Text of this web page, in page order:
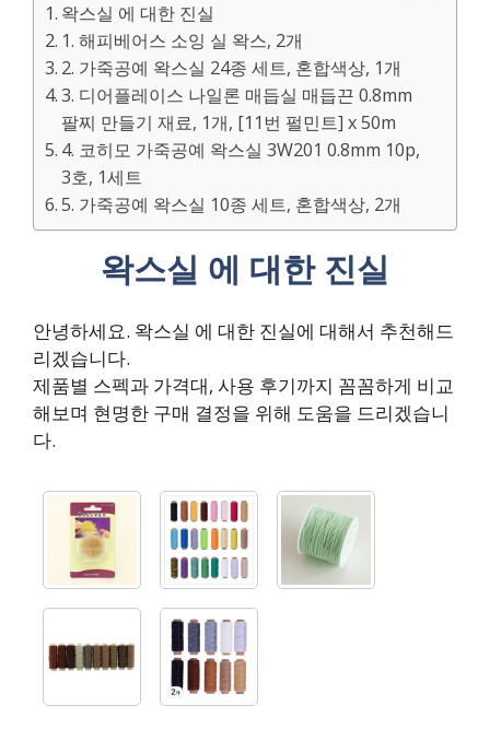
왁스실 에 대한 진실
1. 해피베어스 소잉 실 왁스, 2개
2. 가죽공예 왁스실 24종 세트, 혼합색상, 1개
3. 디어플레이스 나일론 매듭실 매듭끈 0.8mm
팔찌 만들기 재료, 1개, [11번 펄민트] x 50m
4. 코히모 가죽공예 왁스실 3W201 0.8mm 10p,
3호, 1세트
5. 가죽공예 왁스실 10종 세트, 혼합색상, 2개
왁스실 에 대한 진실
안녕하세요. 왁스실 에 대한 진실에 대해서 추천해드
리겠습니다.
제품별 스펙과 가격대, 사용 후기까지 꼼꼼하게 비교
해보며 현명한 구매 결정을 위해 도움을 드리겠습니
다.